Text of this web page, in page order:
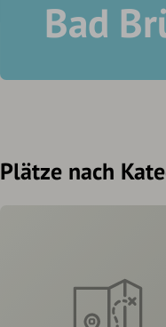
Bad
Plätze nach